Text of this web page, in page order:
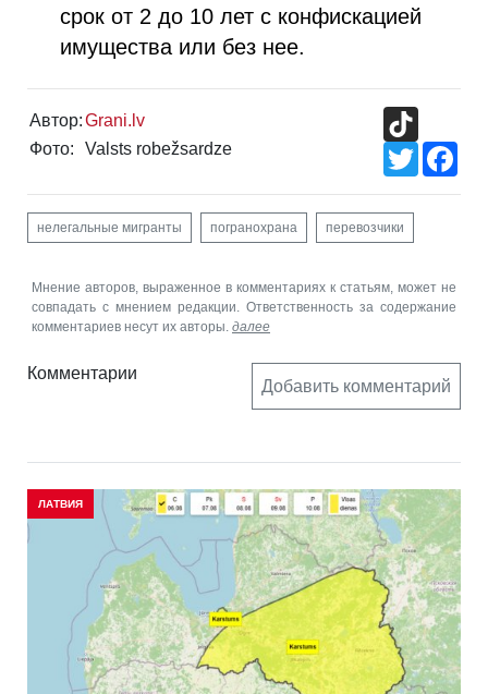
срок от 2 до 10 лет с конфискацией
имущества или без нее.
Автор:Grani.lv
Фото:
Valsts robežsardze
Twitter
нелегальные мигранты погранохрана перевозчики
Мнение авторов, выраженное в комментариях к статьям, может не
совпадать с мнением редакции. Ответственность за содержание
комментариев несут их авторы. далее
Комментарии
Добавить комментарий
ЛАТВИЯ